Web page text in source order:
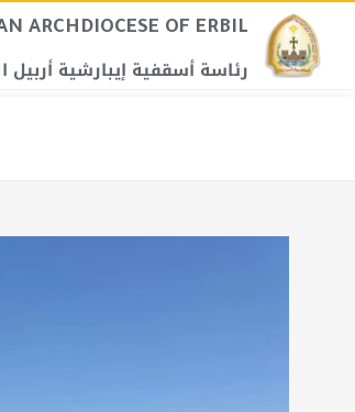
ARCHDIOCESE OF ERBIL​
رئاسة أسقفية إيبارشية أربيل